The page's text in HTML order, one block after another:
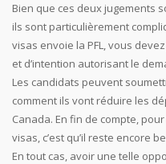
Bien que ces deux jugements
ils sont particulièrement
visas envoie la PFL, vous
et d’intention autorisant le
Les candidats peuvent
comment ils vont réduire les
Canada. En fin de compte,
visas, c’est qu’il reste encore
En tout cas, avoir une telle